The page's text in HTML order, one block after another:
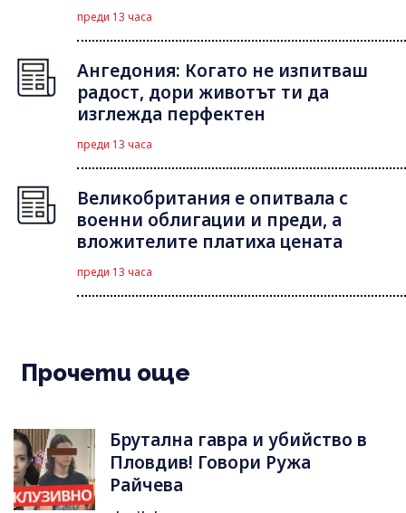
преди 13 часа
Ангедония: Когато не изпитваш
радост, дори животът ти да
изглежда перфектен
преди 13 часа
Великобритания е опитвала с
военни облигации и преди, а
вложителите платиха цената
преди 13 часа
Прочети още
Брутална гавра и убийство в
Пловдив! Говори Ружа
Райчева